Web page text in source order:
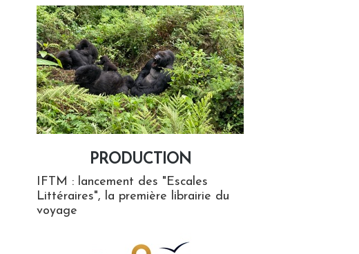
PRODUCTION
IFTM : lancement des "Escales
Littéraires", la première librairie du
voyage